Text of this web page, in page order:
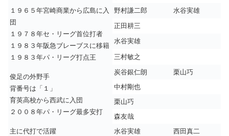
１９６５年宮崎商業から広島に入
団
１９７８年セ・リーグ首位打者
１９８３年阪急ブレーブスに移籍
１９８３年パ・リーグ打点王
野村謙二郎
水谷実雄
正田耕三
水谷実雄
三村敏之
俊足の外野手
背番号は「１」
育英高校から西武に入団
２００８年パ・リーグ最多安打
炭谷銀仁朗
栗山巧
中村剛也
栗山巧
森友哉
主に代打で活躍
水谷実雄
西田真二